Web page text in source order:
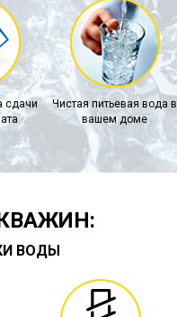
сдачи
Чистая питьевая вода в
вашем доме
ВОДЫ